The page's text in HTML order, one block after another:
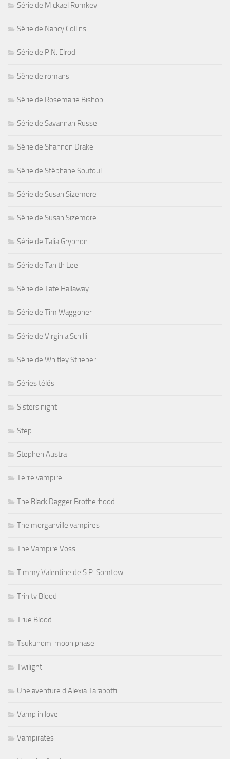
Série de Mickael Romkey
Série de Nancy Collins
Série de P.N. Elrod
Série de romans
Série de Rosemarie Bishop
Série de Savannah Russe
Série de Shannon Drake
Série de Stéphane Soutoul
Série de Susan Sizemore
Série de Susan Sizemore
Série de Talia Gryphon
Série de Tanith Lee
Série de Tate Hallaway
Série de Tim Waggoner
Série de Virginia Schilli
Série de Whitley Strieber
Séries télés
Sisters night
Step
Stephen Austra
Terre vampire
The Black Dagger Brotherhood
The morganville vampires
The Vampire Voss
Timmy Valentine de S.P. Somtow
Trinity Blood
True Blood
Tsukuhomi moon phase
Twilight
Une aventure d'Alexia Tarabotti
Vamp in love
Vampirates